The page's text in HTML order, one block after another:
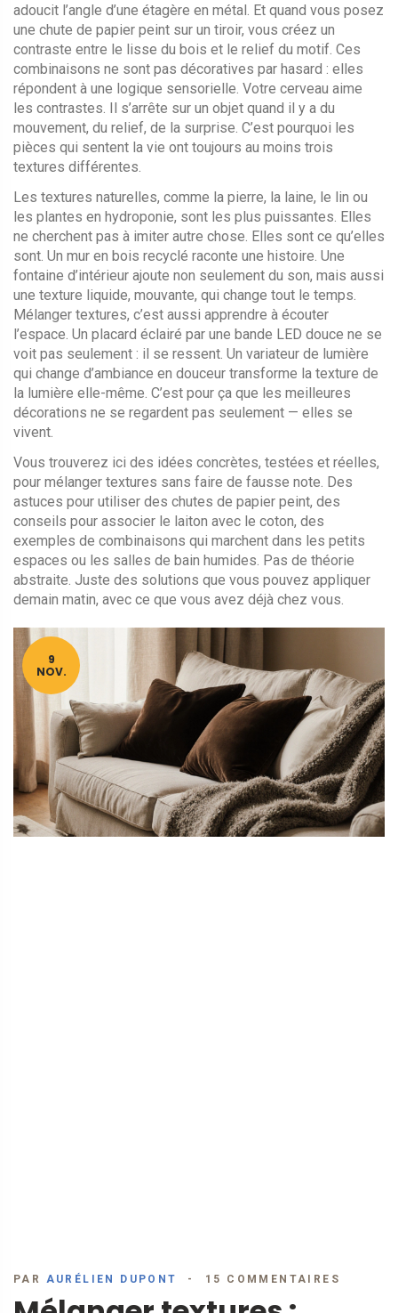
adoucit l’angle d’une étagère en métal. Et quand vous posez
une chute de papier peint sur un tiroir, vous créez un
contraste entre le lisse du bois et le relief du motif. Ces
combinaisons ne sont pas décoratives par hasard : elles
répondent à une logique sensorielle. Votre cerveau aime
les contrastes. Il s’arrête sur un objet quand il y a du
mouvement, du relief, de la surprise. C’est pourquoi les
pièces qui sentent la vie ont toujours au moins trois
textures différentes.
Les textures naturelles, comme la pierre, la laine, le lin ou
les plantes en hydroponie, sont les plus puissantes. Elles
ne cherchent pas à imiter autre chose. Elles sont ce qu’elles
sont. Un mur en bois recyclé raconte une histoire. Une
fontaine d’intérieur ajoute non seulement du son, mais aussi
une texture liquide, mouvante, qui change tout le temps.
Mélanger textures, c’est aussi apprendre à écouter
l’espace. Un placard éclairé par une bande LED douce ne se
voit pas seulement : il se ressent. Un variateur de lumière
qui change d’ambiance en douceur transforme la texture de
la lumière elle-même. C’est pour ça que les meilleures
décorations ne se regardent pas seulement — elles se
vivent.
Vous trouverez ici des idées concrètes, testées et réelles,
pour mélanger textures sans faire de fausse note. Des
astuces pour utiliser des chutes de papier peint, des
conseils pour associer le laiton avec le coton, des
exemples de combinaisons qui marchent dans les petits
espaces ou les salles de bain humides. Pas de théorie
abstraite. Juste des solutions que vous pouvez appliquer
demain matin, avec ce que vous avez déjà chez vous.
9
NOV.
PAR AURÉLIEN DUPONT 15 COMMENTAIRES